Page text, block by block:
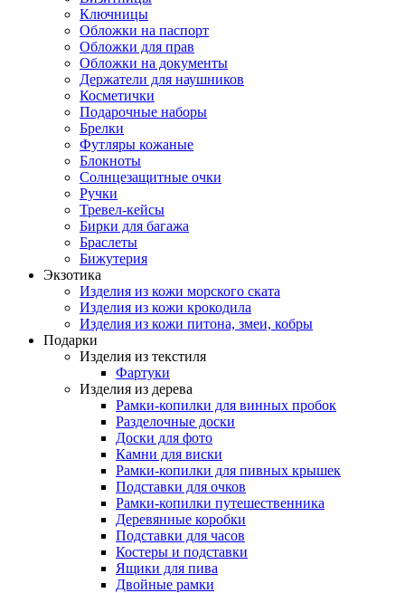
Ключницы
Обложки на паспорт
Обложки для прав
Обложки на документы
Держатели для наушников
Косметички
Подарочные наборы
Брелки
Футляры кожаные
Блокноты
Солнцезащитные очки
Ручки
Тревел-кейсы
Бирки для багажа
Браслеты
Бижутерия
Экзотика
Изделия из кожи морского ската
Изделия из кожи крокодила
Изделия из кожи питона, змеи, кобры
Подарки
Изделия из текстиля
Фартуки
Изделия из дерева
Рамки-копилки для винных пробок
Разделочные доски
Доски для фото
Камни для виски
Рамки-копилки для пивных крышек
Подставки для очков
Рамки-копилки путешественника
Деревянные коробки
Подставки для часов
Костеры и подставки
Ящики для пива
Двойные рамки